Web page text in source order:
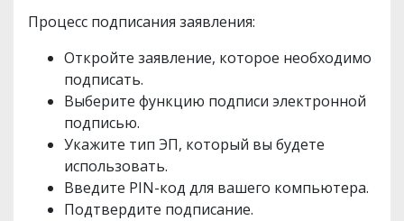
Процесс подписания заявления:
Откройте заявление, которое необходимо
подписать.
Выберите функцию подписи электронной
подписью.
Укажите тип ЭП, который вы будете
использовать.
Введите PIN-код для вашего компьютера.
Подтвердите подписание.